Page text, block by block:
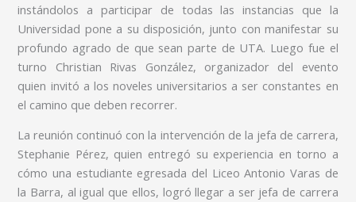
instándolos a participar de todas las instancias que la
Universidad pone a su disposición, junto con manifestar su
profundo agrado de que sean parte de UTA. Luego fue el
turno Christian Rivas González, organizador del evento
quien invitó a los noveles universitarios a ser constantes en
el camino que deben recorrer.
La reunión continuó con la intervención de la jefa de carrera,
Stephanie Pérez, quien entregó su experiencia en torno a
cómo una estudiante egresada del Liceo Antonio Varas de
la Barra, al igual que ellos, logró llegar a ser jefa de carrera